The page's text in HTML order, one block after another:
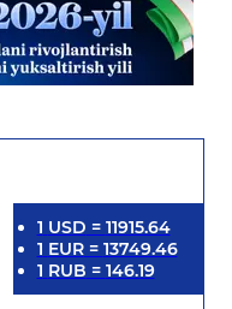
1 USD = 11915.64
1 EUR= 13749.46
1 RUB = 146.19